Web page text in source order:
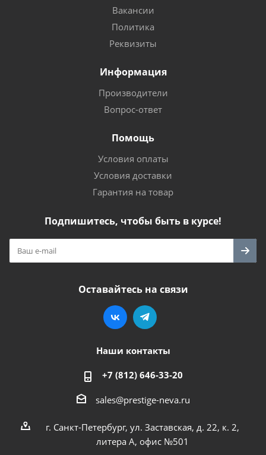
Вакансии
Политика
Реквизиты
Информация
Производители
Вопрос-ответ
Помощь
Условия оплаты
Условия доставки
Гарантия на товар
Подпишитесь, чтобы быть в курсе!
Оставайтесь на связи
Наши контакты
+7 (812) 646-33-20
sales@prestige-neva.ru
г. Санкт-Петербург, ул. Заставская, д. 22, к. 2,
литера А, офис №501